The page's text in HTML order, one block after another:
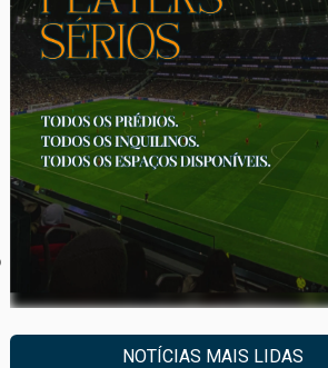
NOTÍCIAS MAIS LIDAS